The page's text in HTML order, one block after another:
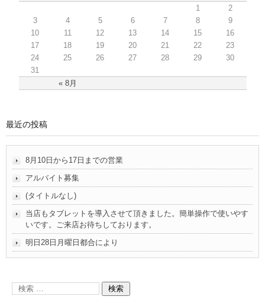
« 8月
1
2
3
4 5 6 7 8
9
10
11 12 13 14 15
16
17
18 19 20 21 22
23
24
25 26 27 28 29
30
31
最近の投稿
8月10日から17日までの営業
アルバイト募集
(タイトルなし)
当店もタブレットを導入させて頂きました。簡単操作で使いやす
いです。ご来店お待ちしております。
明日28日月曜日都合により